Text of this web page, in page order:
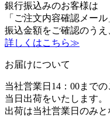
銀行振込みのお客様は
「ご注文内容確認メール
振込金額をご確認のうえ
詳しくはこちら≫
お届けについて
当社営業日14：00まで
当日出荷をいたします。
出荷は当社営業日のみと